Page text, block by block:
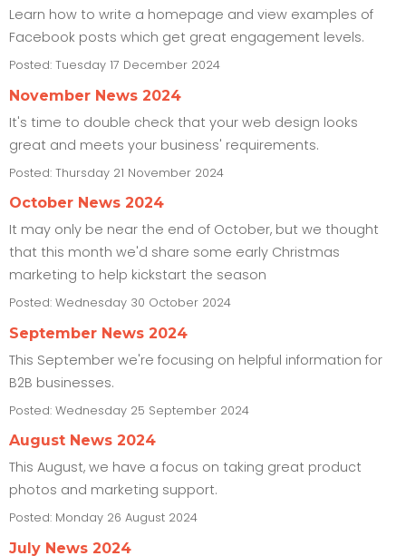
Learn how to write a homepage and view examples of
Facebook posts which get great engagement levels.
Posted: Tuesday 17 December 2024
November News 2024
It's time to double check that your web design looks
great and meets your business' requirements.
Posted: Thursday 21 November 2024
October News 2024
It may only be near the end of October, but we thought
that this month we'd share some early Christmas
marketing to help kickstart the season
Posted: Wednesday 30 October 2024
September News 2024
This September we're focusing on helpful information for
B2B businesses.
Posted: Wednesday 25 September 2024
August News 2024
This August, we have a focus on taking great product
photos and marketing support.
Posted: Monday 26 August 2024
July News 2024